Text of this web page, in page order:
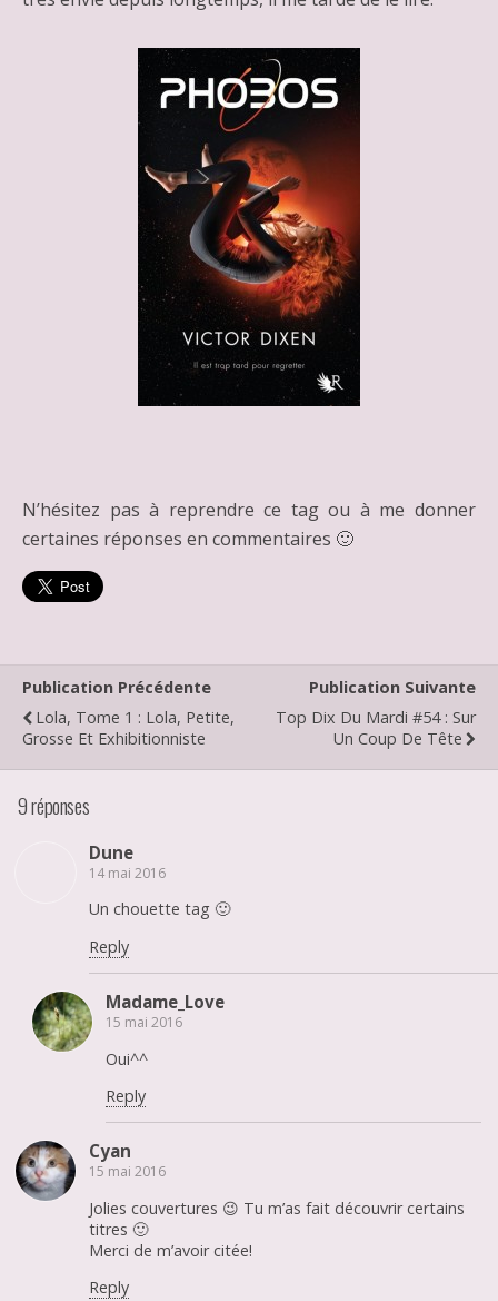
N’hésitez pas à reprendre ce tag ou à me donner
certaines réponses en commentaires 🙂
Publication Précédente
Lola, Tome 1 : Lola, Petite,
Grosse Et Exhibitionniste
Publication Suivante
Top Dix Du Mardi #54 : Sur
Un Coup De Tête
9 réponses
Dune
14 mai 2016
Un chouette tag 🙂
Reply
Madame_Love
15 mai 2016
Oui^^
Reply
Cyan
15 mai 2016
Jolies couvertures 😉 Tu m’as fait découvrir certains
titres 🙂
Merci de m’avoir citée!
Reply